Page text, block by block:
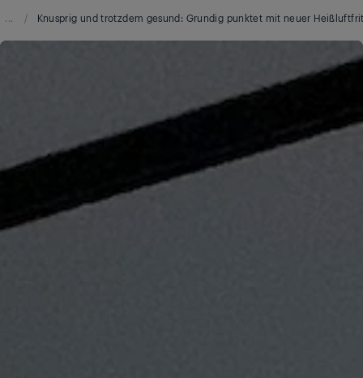
... / Knusprig und trotzdem gesund: Grundig punktet mit neuer